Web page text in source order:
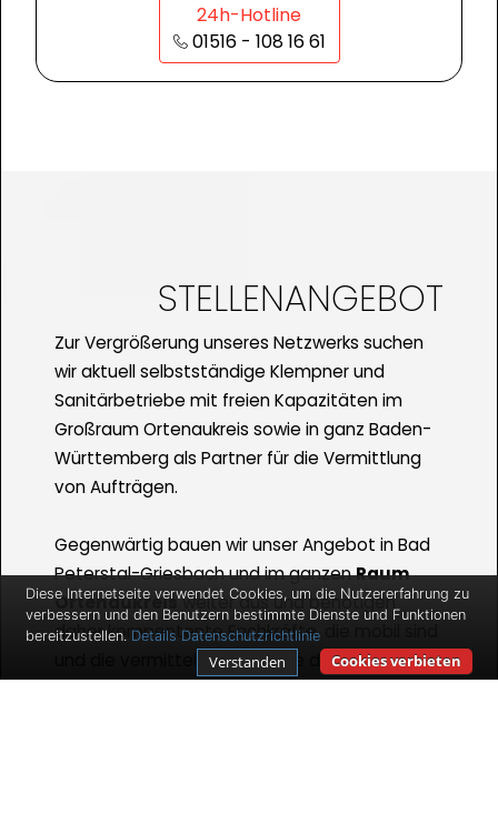
24h-Hotline
01516 - 108 16 61
STELLENANGEBOT
Zur Vergrößerung unseres Netzwerks suchen
wir aktuell selbstständige Klempner und
Sanitärbetriebe mit freien Kapazitäten im
Großraum Ortenaukreis sowie in ganz Baden-
Württemberg als Partner für die Vermittlung
von Aufträgen.
Gegenwärtig bauen wir unser Angebot in Bad
Peterstal-Griesbach und im ganzenRaum
Ortenaukreisweiter aus und benötigen
daher kompentente Fachkräfte, die mobil sind
und die vermittelten Aufträge durchführen. Wir
Diese Internetseite verwendet Cookies, um die Nutzererfahrung zu
verbessern und den Benutzern bestimmte Dienste und Funktionen
bereitzustellen. Details Datenschutzrichtlinie
Cookies verbieten
Verstanden